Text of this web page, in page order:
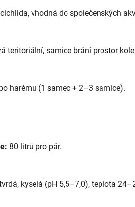
vhodná do společenských
teritoriální, samice brání prostor
harému (1 samec + 2–3 samice).
80 litrů pro pár.
kyselá (pH 5,5–7,0), teplota